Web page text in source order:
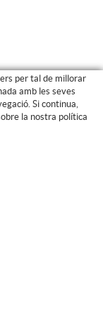
per tal de millorar
amb les seves
Si continua,
la nostra política